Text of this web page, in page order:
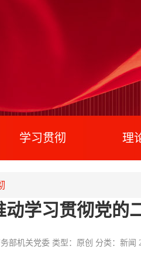
学习贯彻 理
动学习贯彻党的
部机关党委 类型：原创 分类：新闻